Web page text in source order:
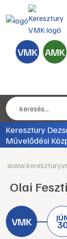
VMK AMK
Keresztury
Művelődési
Olai